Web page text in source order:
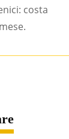
costa